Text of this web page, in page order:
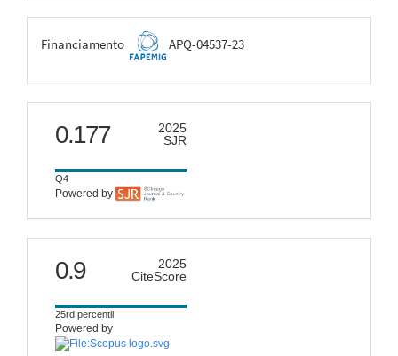
FAPEMIG
Financiamento APQ-04537-23
scimago
0.177
2025
SJR
Q4
Powered by
citescore
0.9
2025
CiteScore
25rd percentil
Powered by